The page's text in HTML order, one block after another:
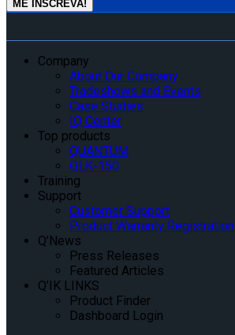
Company
About Our Company
Tradeshows and Events
Case Studies
IQ Center
Top products
QUANTUM
QLK-150
Training
Support
Customer Support
Product Warranty Registration
Q’News
Press Releases
Featured Articles
Q’IK LINKS
Product Finder
Dashboard Login